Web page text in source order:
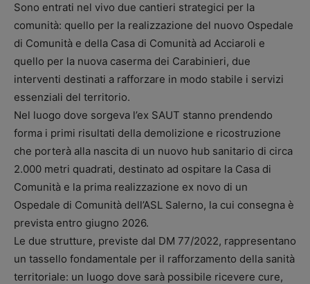
Sono entrati nel vivo due cantieri strategici per la
comunità: quello per la realizzazione del nuovo Ospedale
di Comunità e della Casa di Comunità ad Acciaroli e
quello per la nuova caserma dei Carabinieri, due
interventi destinati a rafforzare in modo stabile i servizi
essenziali del territorio.
Nel luogo dove sorgeva l’ex SAUT stanno prendendo
forma i primi risultati della demolizione e ricostruzione
che porterà alla nascita di un nuovo hub sanitario di circa
2.000 metri quadrati, destinato ad ospitare la Casa di
Comunità e la prima realizzazione ex novo di un
Ospedale di Comunità dell’ASL Salerno, la cui consegna è
prevista entro giugno 2026.
Le due strutture, previste dal DM 77/2022, rappresentano
un tassello fondamentale per il rafforzamento della sanità
territoriale: un luogo dove sarà possibile ricevere cure,